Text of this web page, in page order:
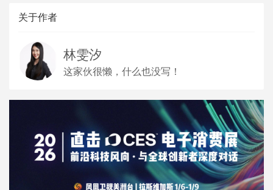
关于作者
林雯汐
这家伙很懒，什么也没写！